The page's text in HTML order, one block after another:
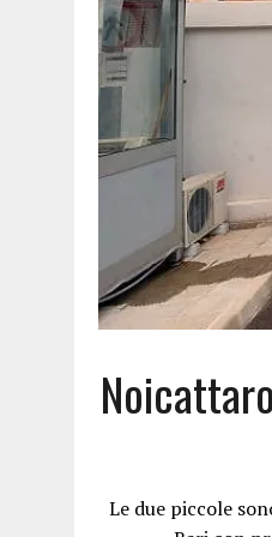
Le due piccole